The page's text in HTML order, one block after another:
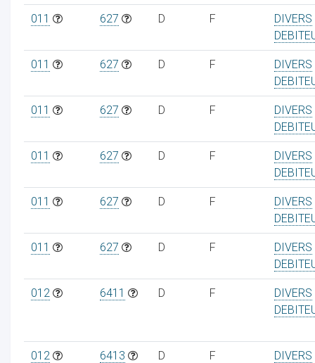
011 627 D F
DIVERS
011 627 D F
DIVERS
011 627 D F
DIVERS
011 627 D F
DIVERS
011 627 D F
DIVERS
011 627 D F
DIVERS
012 6411 D F
DIVERS
012 6413 D F
DIVERS